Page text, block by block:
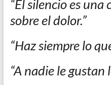
“El silencio es
sobre el dolor.”
“Haz siempre lo
“A nadie le gustan